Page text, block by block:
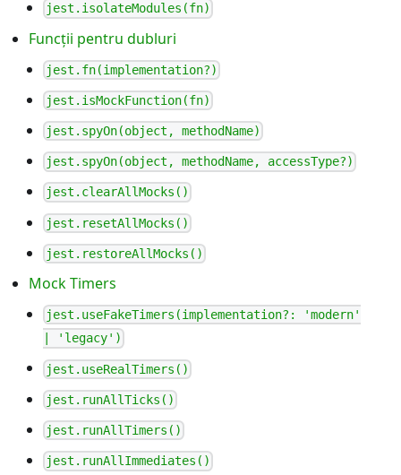
jest.isolateModules(fn)
Funcții pentru dubluri
jest.fn(implementation?)
jest.isMockFunction(fn)
jest.spyOn(object, methodName)
jest.spyOn(object, methodName, accessType?)
jest.clearAllMocks()
jest.resetAllMocks()
jest.restoreAllMocks()
Mock Timers
jest.useFakeTimers(implementation?: 'modern'
| 'legacy')
jest.useRealTimers()
jest.runAllTicks()
jest.runAllTimers()
jest.runAllImmediates()